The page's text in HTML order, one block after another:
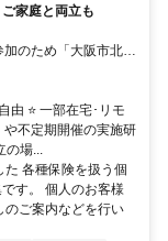
家庭と両立も
のため「大阪市北
由 ⭐ 一部在宅･リモ
や不定期開催の実施研
の場...
各種保険を扱う個
す。 個人のお客様
のご案内などを行い